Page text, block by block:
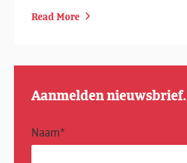
Read More
Aanmelden nieuwsbrief.
Naam*